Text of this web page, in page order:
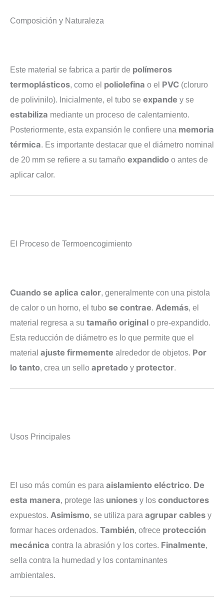
Composición y Naturaleza
Este material se fabrica a partir de polímeros
termoplásticos, como el poliolefina o el PVC (cloruro
de polivinilo). Inicialmente, el tubo se expande y se
estabiliza mediante un proceso de calentamiento.
Posteriormente, esta expansión le confiere una memoria
térmica. Es importante destacar que el diámetro nominal
de 20 mm se refiere a su tamaño expandido o antes de
aplicar calor.
El Proceso de Termoencogimiento
Cuando se aplica calor , generalmente con una pistola
de calor o un horno, el tubo se contrae Además , el
material regresa a su tamaño original o pre-expandido.
Esta reducción de diámetro es lo que permite que el
material ajuste firmemente alrededor de objetos. Por
lo tanto , crea un sello apretado y protector
Usos Principales
El uso más común es para aislamiento eléctrico. De
esta manera, protege las uniones y los conductores
expuestos. Asimismo, se utiliza para agrupar cables y
formar haces ordenados. También, ofrece protección
mecánica contra la abrasión y los cortes. Finalmente,
sella contra la humedad y los contaminantes
ambientales.